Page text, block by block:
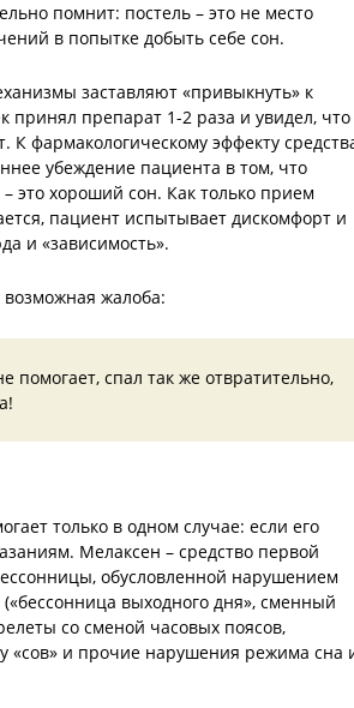
помнит: постель – это не место
в попытке добыть себе сон.
заставляют «привыкнуть» к
принял препарат 1-2 раза и увидел, что
К фармакологическому эффекту
убеждение пациента в том, что
– это хороший сон. Как только прием
пациент испытывает дискомфорт и
и «зависимость».
жалоба:
помогает, спал так же отвратительно,
только в одном случае: если его
Мелаксен – средство первой
обусловленной нарушением
выходного дня», сменный
со сменой часовых поясов,
«сов» и прочие нарушения режима сна